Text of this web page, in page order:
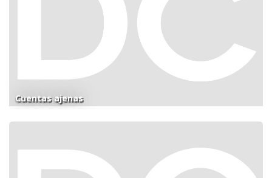
Cuentas ajenas